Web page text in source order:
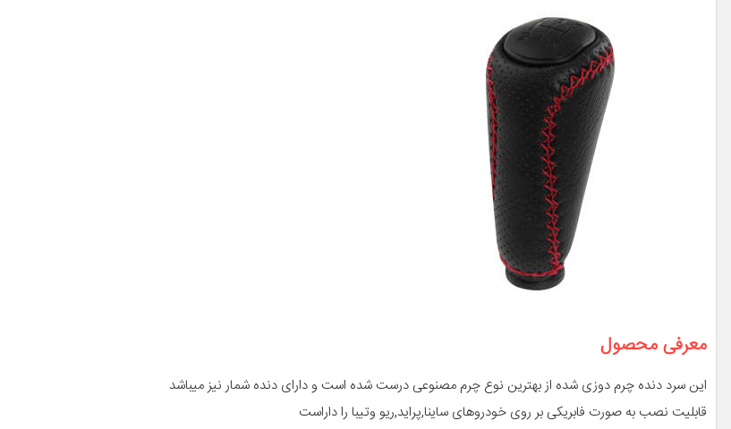
معرفی محصول
این سرد دنده چرم دوزی شده از بهترین نوع چرم مصنوعی درست شده است و دارای دنده شمار نیز میباشد
قابلیت نصب به صورت فابریکی بر روی خودروهای ساینا,پراید,ریو وتیبا را داراست